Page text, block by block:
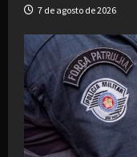
7 de agosto de 2026